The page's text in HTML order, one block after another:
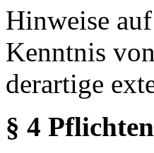
Hinweise
Kenntnis
derartige
§ 4